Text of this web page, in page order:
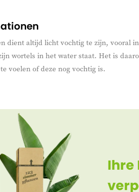
dient altijd licht vochtig te zijn, vooral
wortels in het water staat. Het is
voelen of deze nog vochtig is.
Ihre